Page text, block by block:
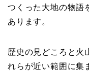
つくった大地の物語
あります。
歴史の見どころと火
れらが近い範囲に集